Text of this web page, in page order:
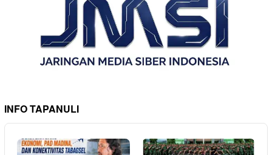
INFO TAPANULI